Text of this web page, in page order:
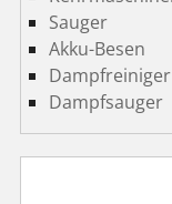
Sauger
Akku-Besen
Dampfreiniger
Dampfsauger